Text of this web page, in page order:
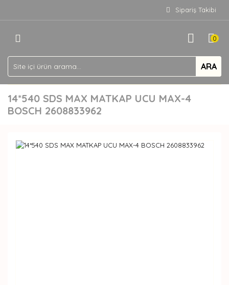
Sipariş Takibi
ARA
0
14*540 SDS MAX MATKAP UCU MAX-4
BOSCH 2608833962